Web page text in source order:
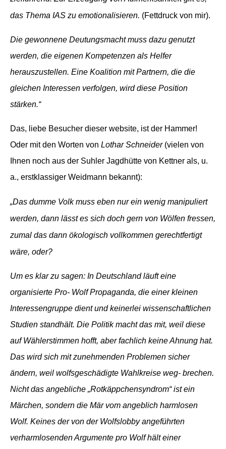
das Thema IAS zu emotionalisieren. (Fettdruck von mir).
Die gewonnene Deutungsmacht muss dazu genutzt
werden, die eigenen Kompetenzen als Helfer
herauszustellen. Eine Koalition mit Partnern, die die
gleichen Interessen verfolgen, wird diese Position
stärken.“
Das, liebe Besucher dieser website, ist der Hammer!
Oder mit den Worten von Lothar Schneider (vielen von
Ihnen noch aus der Suhler Jagdhütte von Kettner als, u.
a., erstklassiger Weidmann bekannt):
„Das dumme Volk muss eben nur ein wenig manipuliert
werden, dann lässt es sich doch gern von Wölfen fressen,
zumal das dann ökologisch vollkommen gerechtfertigt
wäre, oder?
Um es klar zu sagen: In Deutschland läuft eine
organisierte Pro- Wolf Propaganda, die einer kleinen
Interessengruppe dient und keinerlei wissenschaftlichen
Studien standhält. Die Politik macht das mit, weil diese
auf Wählerstimmen hofft, aber fachlich keine Ahnung hat.
Das wird sich mit zunehmenden Problemen sicher
ändern, weil wolfsgeschädigte Wahlkreise weg- brechen.
Nicht das angebliche „Rotkäppchensyndrom“ ist ein
Märchen, sondern die Mär vom angeblich harmlosen
Wolf. Keines der von der Wolfslobby angeführten
verharmlosenden Argumente pro Wolf hält einer